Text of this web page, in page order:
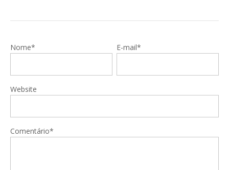
Nome* E-mail*
Website
Comentário*